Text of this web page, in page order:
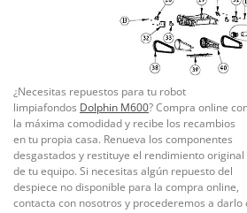
¿Necesitas repuestos para tu robot
limpiafondos Dolphin M600? Compra online
la máxima comodidad y recibe los recambios
en tu propia casa. Renueva los componentes
desgastados y restituye el rendimiento original
de tu equipo. Si necesitas algún repuesto del
despiece no disponible para la compra online,
contacta con nosotros y procederemos a darlo